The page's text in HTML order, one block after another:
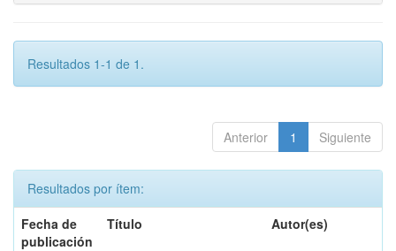
Resultados 1-1 de 1.
Anterior 1 Siguiente
Resultados por ítem:
Fecha de
publicación
Título Autor(es)